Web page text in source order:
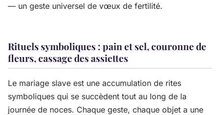
— un geste universel de vœux de fertilité.
Rituels symboliques : pain et sel, couronne de
fleurs, cassage des assiettes
Le mariage slave est une accumulation de rites
symboliques qui se succèdent tout au long de la
journée de noces. Chaque geste, chaque objet a une